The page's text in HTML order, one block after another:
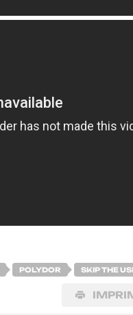
POLYDOR SKIP THE